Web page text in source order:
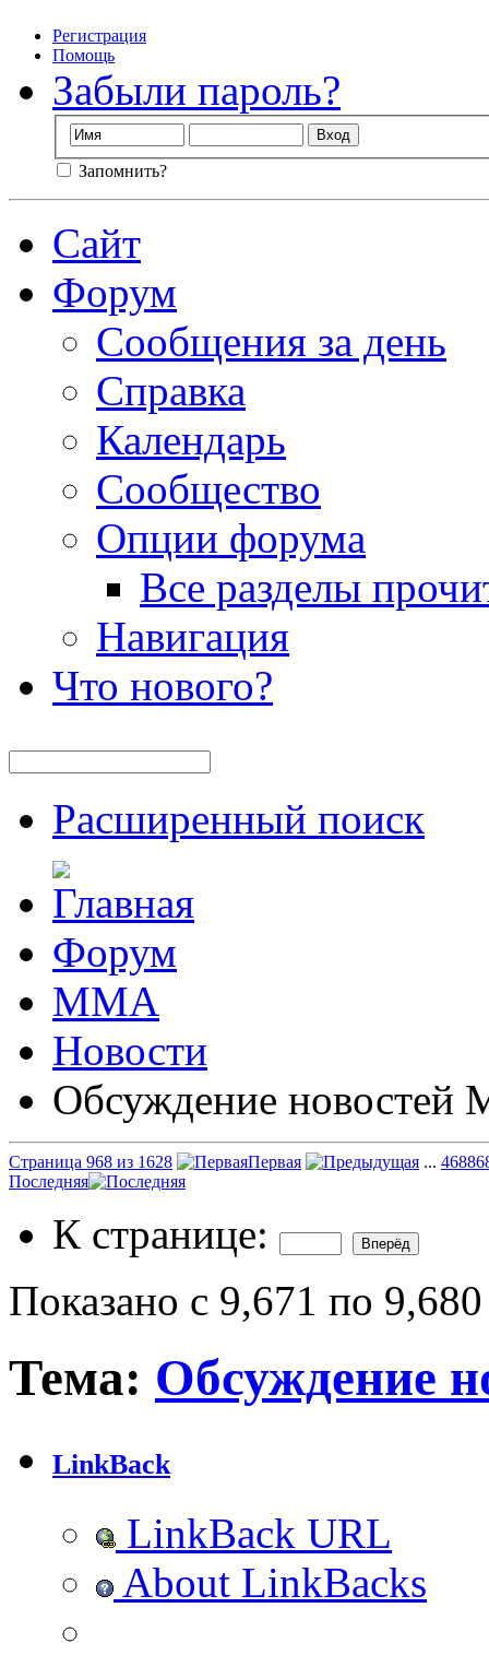
Регистрация
Помощь
Забыли пароль?
Запомнить?
Сайт
Форум
Сообщения за день
Справка
Календарь
Сообщество
Опции форума
Все разделы
Навигация
Что нового?
Расширенный поиск
Форум
ММА
Новости
Обсуждение
Страница 968 из 1628 Первая ... 468
Последняя
К странице:
Показано с 9,671 по
Тема: Обсуждение
LinkBack
LinkBack URL
About LinkBacks